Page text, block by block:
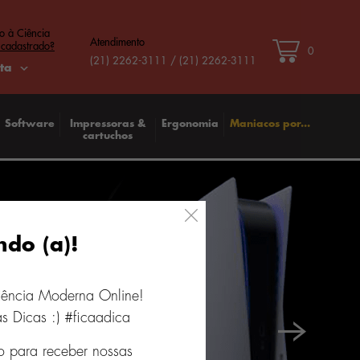
à Ciência
cadastrado?
Atendimento
(21) 2262-3111 / (21) 2262-3111
0
Software
Impressoras &
cartuchos
Ergonomia Maniacos por...
(a)!
Moderna Online!
Dicas :) #ficaadica
para receber nossas